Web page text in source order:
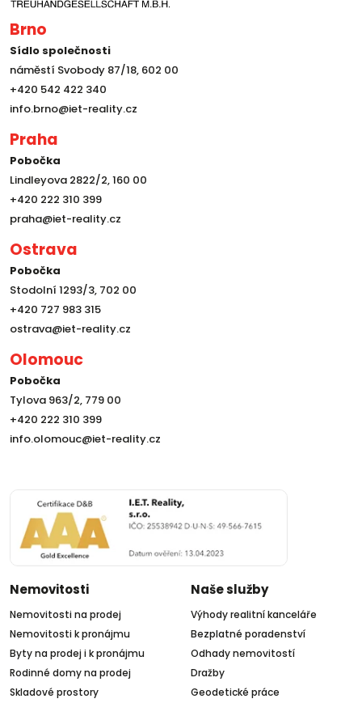
Brno
Sídlo společnosti
náměstí Svobody 87/18, 602 00
+420 542 422 340
info.brno@iet-reality.cz
Praha
Pobočka
Lindleyova 2822/2, 160 00
+420 222 310 399
praha@iet-reality.cz
Ostrava
Pobočka
Stodolní 1293/3, 702 00
+420 727 983 315
ostrava@iet-reality.cz
Olomouc
Pobočka
Tylova 963/2, 779 00
+420 222 310 399
info.olomouc@iet-reality.cz
Nemovitosti
Nemovitosti na prodej
Nemovitosti k pronájmu
Byty na prodej i k pronájmu
Rodinné domy na prodej
Skladové prostory
Naše služby
Výhody realitní kanceláře
Bezplatné poradenství
Odhady nemovitostí
Dražby
Geodetické práce